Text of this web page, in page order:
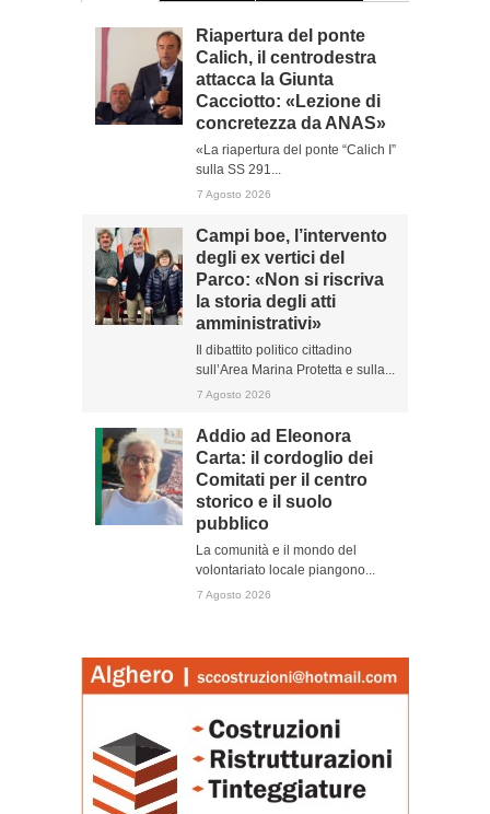
Riapertura del ponte
Calich, il centrodestra
attacca la Giunta
Cacciotto: «Lezione di
concretezza da ANAS»
«La riapertura del ponte “Calich I”
sulla SS 291...
7 Agosto 2026
Campi boe, l’intervento
degli ex vertici del
Parco: «Non si riscriva
la storia degli atti
amministrativi»
Il dibattito politico cittadino
sull’Area Marina Protetta e sulla...
7 Agosto 2026
Addio ad Eleonora
Carta: il cordoglio dei
Comitati per il centro
storico e il suolo
pubblico
La comunità e il mondo del
volontariato locale piangono...
7 Agosto 2026